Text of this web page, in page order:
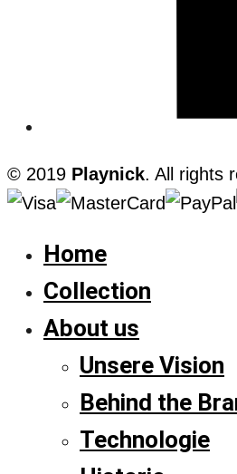
© 2019 Playnick. All rights
Home
Collection
About us
Unsere Vision
Behind the
Technologie